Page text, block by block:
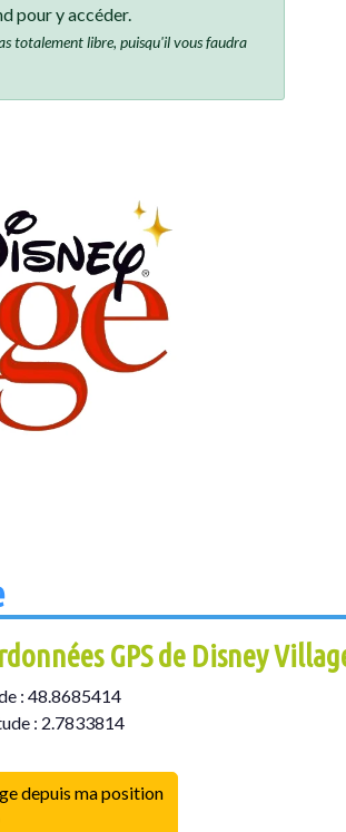
pour y accéder.
totalement libre, puisqu'il vous faudra
GPS de Disney
: 48.8685414
: 2.7833814
depuis ma position